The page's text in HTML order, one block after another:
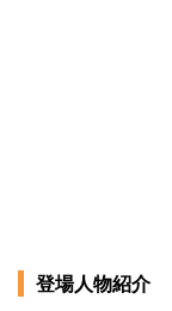
登場人物紹介